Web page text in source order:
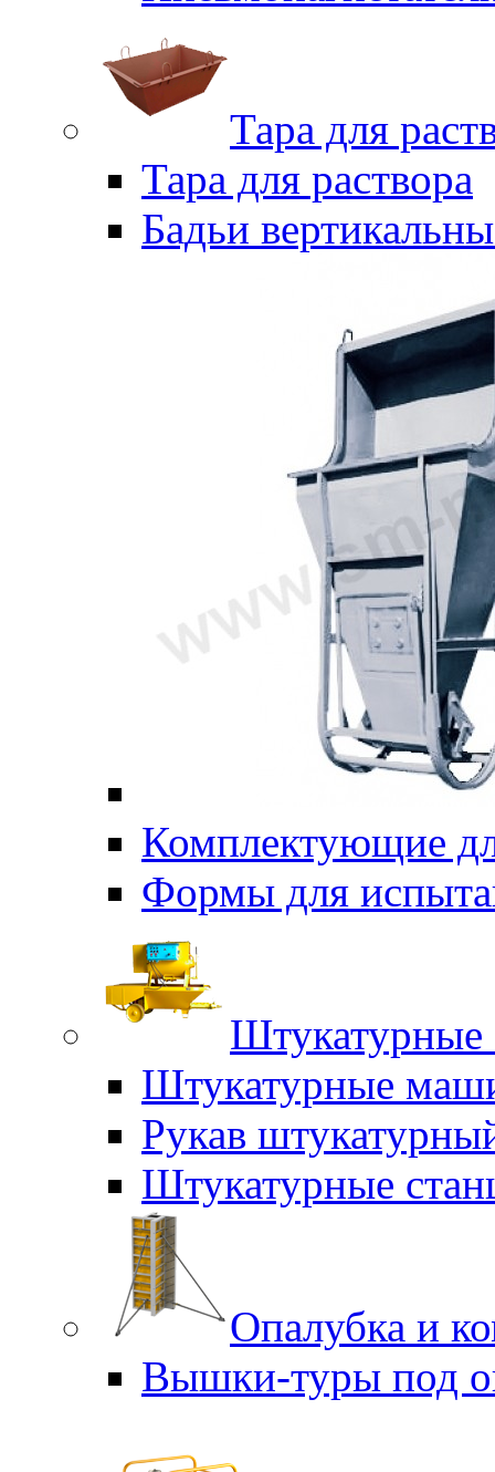
Тара для
Тара для раствора
Бадьи
Комплектующие
Формы для
Штукатурные
Штукатурные
Рукав
Штукатурные
Опалубка и
Вышки-туры под